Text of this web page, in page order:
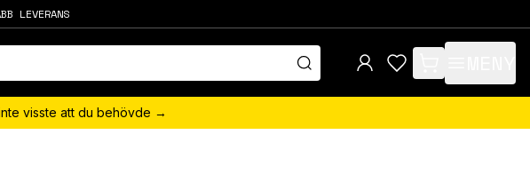
LEVERANS
items in cart, view
visste att du behövde →